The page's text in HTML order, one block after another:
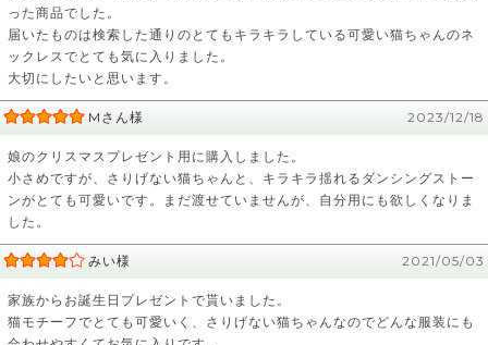
った商品でした。
届いたものは検索した通りのとてもキラキラしている可愛い猫ちゃんのネ
ックレスでとても気に入りました。
大切にしたいと思います。
Mさん様 2023/12/18
娘のクリスマスプレゼント用に購入しました。
小さめですが、さりげない猫ちゃんと、キラキラ揺れるダンシングストー
ンがとても可愛いです。まだ渡せていませんが、自分用にも欲しくなりま
した。
みい様 2021/05/03
家族からお誕生日プレゼントで貰いました。
猫モチーフでとても可愛いく、さりげない猫ちゃんなのでどんな服装にも